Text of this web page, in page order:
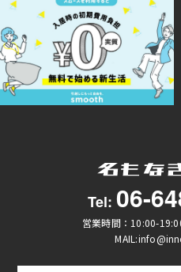
Tel: 06-
営業時間：10:00-